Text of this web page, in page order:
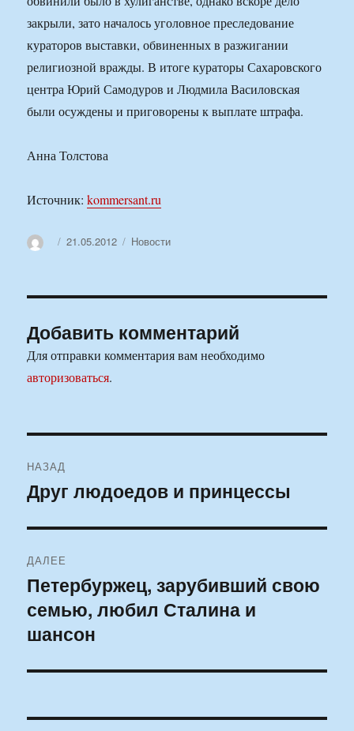
закрыли, зато началось уголовное преследование
кураторов выставки, обвиненных в разжигании
религиозной вражды. В итоге кураторы Сахаровского
центра Юрий Самодуров и Людмила Василовская
были осуждены и приговорены к выплате штрафа.
Анна Толстова
Источник:kommersant.ru
АвторОпубликовано
21.05.2012 Рубрики
Новости
Добавить комментарий
Для отправки комментария вам необходимо
авторизоваться.
по
НАЗАД
Предыдущая
Друг людоедов и принцессы
ДАЛЕЕ
Следующая
запись:
Петербуржец, зарубивший свою
семью, любил Сталина и
шансон